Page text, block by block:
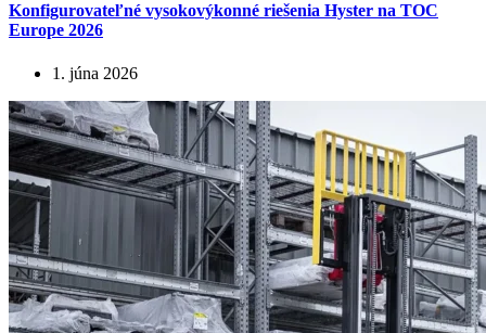
Konfigurovateľné vysokovýkonné riešenia Hyster na TOC
Europe 2026
1. júna 2026